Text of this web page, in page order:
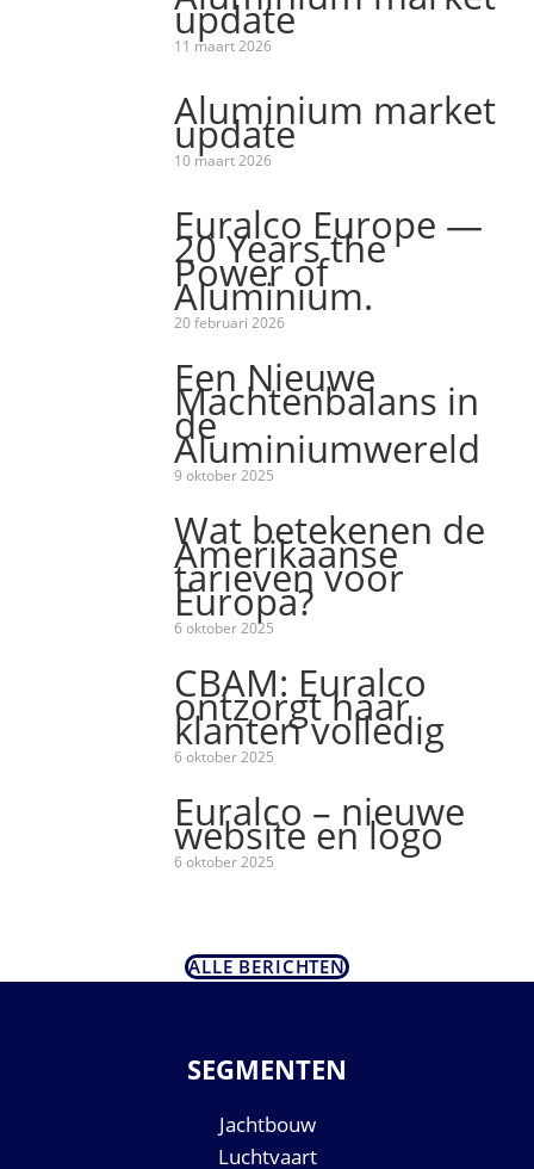
update
11 maart 2026
Aluminium market
update
10 maart 2026
Euralco Europe —
20 Years the
Power of
Aluminium.
20 februari 2026
Een Nieuwe
Machtenbalans in
de
Aluminiumwereld
9 oktober 2025
Wat betekenen de
Amerikaanse
tarieven voor
Europa?
6 oktober 2025
CBAM: Euralco
ontzorgt haar
klanten volledig
6 oktober 2025
Euralco – nieuwe
website en logo
6 oktober 2025
ALLE BERICHTEN
SEGMENTEN
Jachtbouw
Luchtvaart